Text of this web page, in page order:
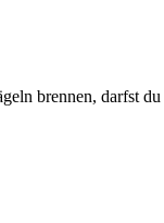
brennen, darfst